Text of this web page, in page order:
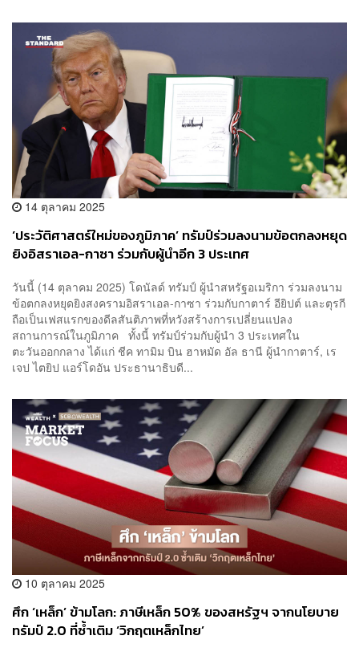
14 ตุลาคม 2025
‘ประวัติศาสตร์ใหม่ของภูมิภาค’ ทรัมป์ร่วมลงนามข้อตกลงหยุด
ยิงอิสราเอล-กาซา ร่วมกับผู้นำอีก 3 ประเทศ
วันนี้ (14 ตุลาคม 2025) โดนัลด์ ทรัมป์ ผู้นำสหรัฐอเมริกา ร่วมลงนาม
ข้อตกลงหยุดยิงสงครามอิสราเอล-กาซา ร่วมกับกาตาร์ อียิปต์ และตุรกี
ถือเป็นเฟสแรกของดีลสันติภาพที่หวังสร้างการเปลี่ยนแปลง
สถานการณ์ในภูมิภาค ทั้งนี้ ทรัมป์ร่วมกับผู้นำ 3 ประเทศใน
ตะวันออกกลาง ได้แก่ ชีค ทามิม บิน ฮาหมัด อัล ธานี ผู้นำกาตาร์, เร
เจป ไตยิป แอร์โดอัน ประธานาธิบดี...
10 ตุลาคม 2025
ศึก ‘เหล็ก’ ข้ามโลก: ภาษีเหล็ก 50% ของสหรัฐฯ จากนโยบาย
ทรัมป์ 2.0 ที่ซ้ำเติม ‘วิกฤตเหล็กไทย’